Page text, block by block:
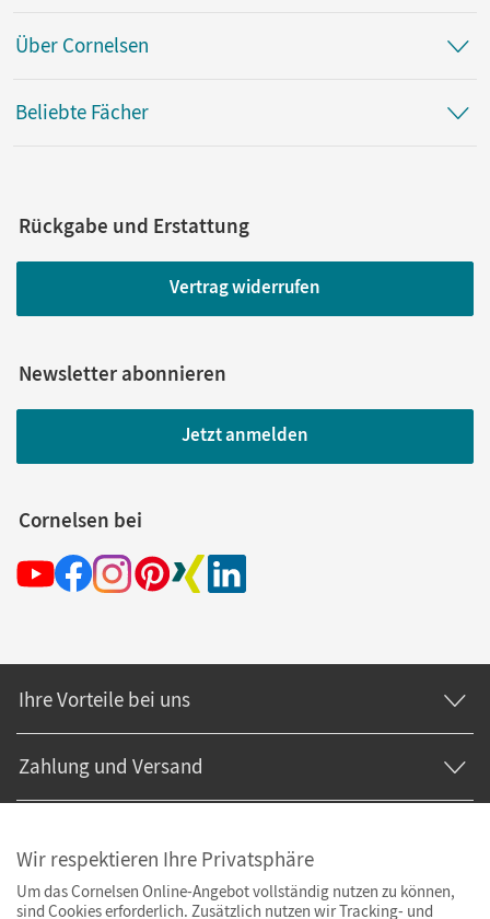
Über Cornelsen
Beliebte Fächer
Rückgabe und Erstattung
Vertrag widerrufen
Newsletter abonnieren
Jetzt anmelden
Cornelsen bei
Ihre Vorteile bei uns
Zahlung und Versand
Wir respektieren Ihre Privatsphäre
Um das Cornelsen Online-Angebot vollständig nutzen zu können,
sind Cookies erforderlich. Zusätzlich nutzen wir Tracking- und